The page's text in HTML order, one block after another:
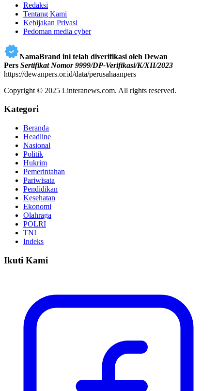
Redaksi
Tentang Kami
Kebijakan Privasi
Pedoman media cyber
NamaBrand ini telah diverifikasi oleh Dewan
Pers Sertifikat Nomor 9999/DP-Verifikasi/K/XII/2023
https://dewanpers.or.id/data/perusahaanpers
Copyright © 2025 Linteranews.com. All rights reserved.
Kategori
Beranda
Headline
Nasional
Politik
Hukrim
Pemerintahan
Pariwisata
Pendidikan
Kesehatan
Ekonomi
Olahraga
POLRI
TNI
Indeks
Ikuti Kami